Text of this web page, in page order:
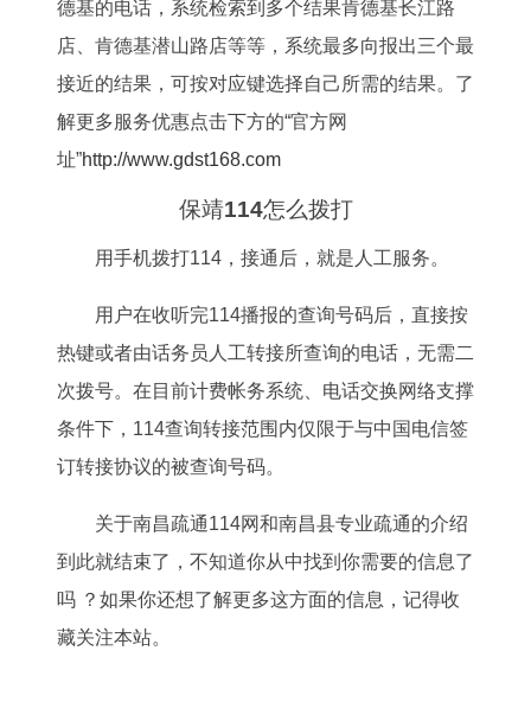
德基的电话，系统检索到多个结果肯德基长江路
店、肯德基潜山路店等等，系统最多向报出三个最
接近的结果，可按对应键选择自己所需的结果。了
解更多服务优惠点击下方的“官方网
址”http://www.gdst168.com
保靖114怎么拨打
用手机拨打114，接通后，就是人工服务。
用户在收听完114播报的查询号码后，直接按
热键或者由话务员人工转接所查询的电话，无需二
次拨号。在目前计费帐务系统、电话交换网络支撑
条件下，114查询转接范围内仅限于与中国电信签
订转接协议的被查询号码。
关于南昌疏通114网和南昌县专业疏通的介绍
到此就结束了，不知道你从中找到你需要的信息了
吗 ？如果你还想了解更多这方面的信息，记得收
藏关注本站。